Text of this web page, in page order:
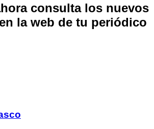
consulta los nuevos
la web de tu periódico